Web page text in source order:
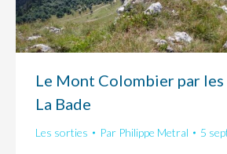
Le Mont Colombier par les
La Bade
Les sorties Par Philippe Metral 5